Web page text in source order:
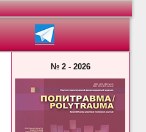
№ 2 - 2026